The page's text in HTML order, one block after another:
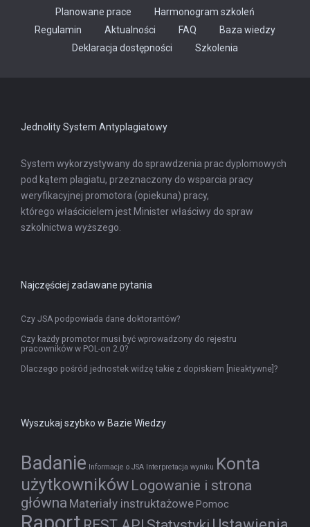
Planowane prace
Harmonogram szkoleń
Regulamin
Aktualności FAQ
Baza wiedzy
Deklaracja dostępności
Szkolenia
Jednolity System Antyplagiatowy
System wykorzystywany do sprawdzenia prac dyplomowych
pod kątem plagiatu, przeznaczony do wsparcia pracy
weryfikacyjnej promotora (opiekuna) pracy,
którego właścicielem jest Minister właściwy do spraw
szkolnictwa wyższego.
Najczęściej zadawane pytania
Czy JSA podpowiada dane doktorantów?
Czy każdy promotor musi być wprowadzony do rejestru
pracowników w POL-on 2.0?
Dlaczego pośród jednostek widzę takie z dopiskiem [nieaktywne]?
Wyszukaj szybko w Bazie Wiedzy
Badanie Informacje o JSA Interpretacja wyniku Konta
użytkowników Logowanie i strona
główna Materiały instruktażowe Pomoc